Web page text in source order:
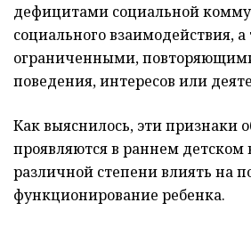
дефицитами социальной
социального взаимодействия, а
ограниченными,
поведения, интересов или
Как выяснилось, эти признаки
проявляются в раннем детском
различной степени влиять на
функционирование ребенка.